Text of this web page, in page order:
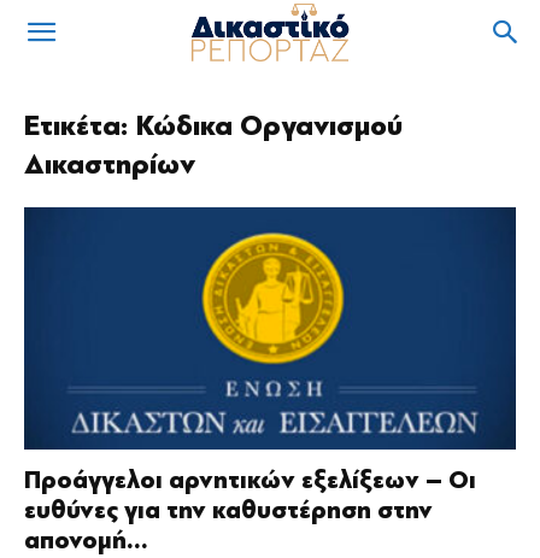
Ετικέτα: Κώδικα Οργανισμού
Δικαστηρίων
Προάγγελοι αρνητικών εξελίξεων – Οι
ευθύνες για την καθυστέρηση στην
απονομή...